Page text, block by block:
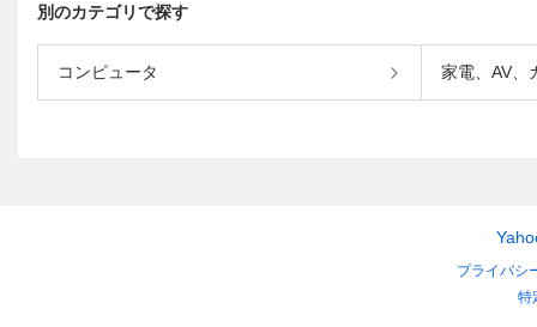
別のカテゴリで探す
コンピュータ 家電、AV、
プライバシ
特